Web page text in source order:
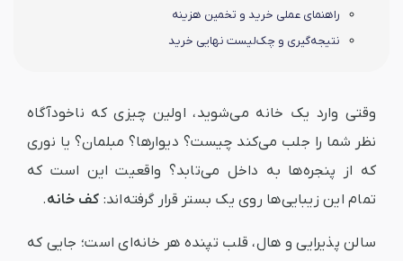
راهنمای عملی خرید و تخمین هزینه
نتیجه‌گیری و چک‌لیست نهایی خرید
وقتی وارد یک خانه می‌شوید، اولین چیزی که ناخودآگاه
نظر شما را جلب می‌کند چیست؟ دیوارها؟ مبلمان؟ یا نوری
که از پنجره‌ها به داخل می‌تابد؟ واقعیت این است که
تمام این زیبایی‌ها روی یک بستر قرار گرفته‌اند: کف خانه.
سالن پذیرایی و هال، قلب تپنده‌ هر خانه‌ای است؛ جایی که